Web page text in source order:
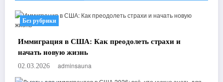
Без рубрики
Иммиграция в США: Как преодолеть страхи и
начать новую жизнь
02.03.2026 adminsauna